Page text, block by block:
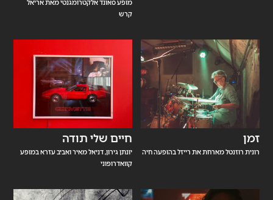
מופע סאונד אלקטרומגנטי מאת אריאל
קרש
זמן
רונית רוזנטל מארחת את רייזל בהופעה חיה
חיים שלי תודה
יונתן גירון, דניאל מאיר ואביב עזרא במופע
קוואדרופוני